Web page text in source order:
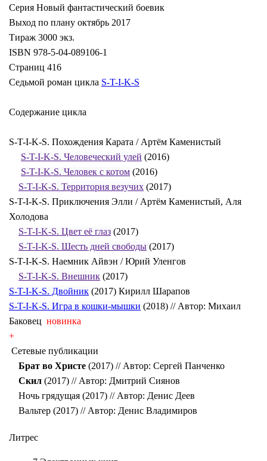
Серия Новый фантастический боевик
Выход по плану октябрь 2017
Тираж 3000 экз.
ISBN 978-5-04-089106-1
Страниц 416
Седьмой роман цикла S-T-I-K-S
Содержание цикла
S-T-I-K-S. Похождения Карата / Артём Каменистый
S-T-I-K-S. Человеческий улей (2016)
S-T-I-K-S. Человек с котом (2016)
S-T-I-K-S. Территория везучих (2017)
S-T-I-K-S. Приключения Элли / Артём Каменистый, Аля
Холодова
S-T-I-K-S. Цвет её глаз (2017)
S-T-I-K-S. Шесть дней свободы (2017)
S-T-I-K-S. Наемник Айвэн / Юрий Уленгов
S-T-I-K-S. Внешник (2017)
S-T-I-K-S. Двойник (2017) Кирилл Шарапов
S-T-I-K-S. Игра в кошки-мышки (2018) // Автор: Михаил
Баковец новинка
+
Сетевые публикации
Брат во Христе (2017) // Автор: Сергей Панченко
Скил (2017) // Автор: Дмитрий Сиянов
Ночь грядущая (2017) // Автор: Денис Деев
Вальтер (2017) // Автор: Денис Владимиров
Литрес